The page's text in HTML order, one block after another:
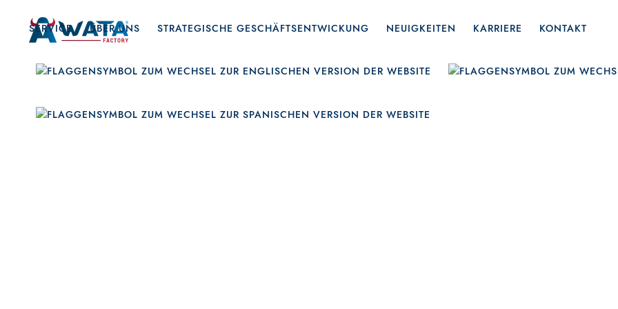
SERVICE ÜBER UNS STRATEGISCHE GESCHÄFTSENTWICKUNG NEUIGKEITEN KARRIERE KONTAKT